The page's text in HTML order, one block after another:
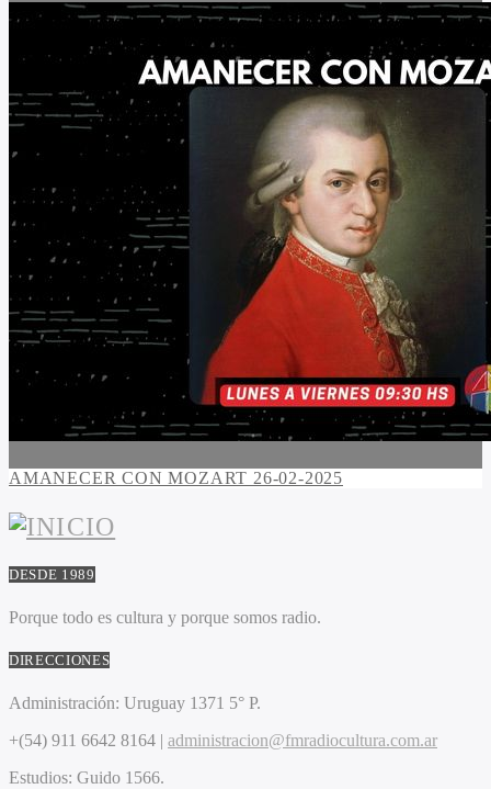
AMANECER CON MOZART 26-02-2025
DESDE 1989
Porque todo es cultura y porque somos radio.
DIRECCIONES
Administración: Uruguay 1371 5° P.
+(54) 911 6642 8164 | administracion@fmradiocultura.com.ar
Estudios: Guido 1566.